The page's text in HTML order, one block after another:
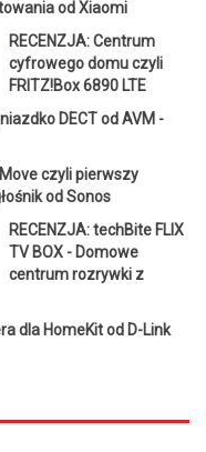
od Xiaomi
RECENZJA: Centrum
cyfrowego domu czyli
FRITZ!Box 6890 LTE
DECT od AVM -
Move czyli pierwszy
od Sonos
RECENZJA: techBite FLIX
TV BOX - Domowe
centrum rozrywki z
dla HomeKit od D-Link